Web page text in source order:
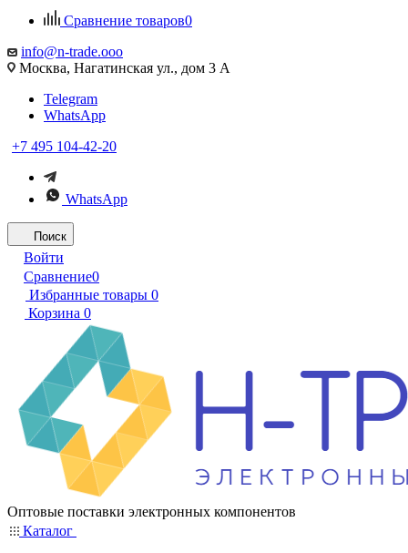
Сравнение товаров0
info@n-trade.ooo
Москва, Нагатинская ул., дом 3 А
Telegram
WhatsApp
+7 495 104-42-20
WhatsApp
Поиск
Войти
Сравнение0
Избранные товары 0
Корзина 0
Оптовые поставки электронных компонентов
Каталог